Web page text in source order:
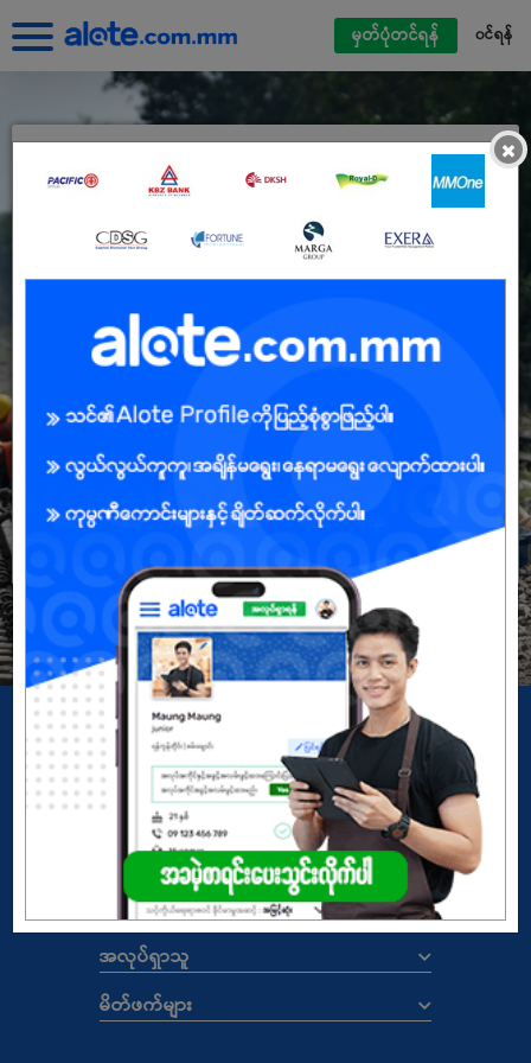
မှတ်ပုံတင်ရန် ၀င်ရန်
Alote ကိုယ်ရေးရာဇဝင်ဖြင့်ဝင်ရောက်ပါ
မြန်မာမိုဘိုင်းဖုန်းနံပါတ်
လျှို့ဝှက်နံပါတ် မေ့နေသည်
အကောင့်မရှိသေးဘူးလား? မှတ်ပုံတင်မယ်
×
Copyright© 2026 ALOTE.com.mm
မူဝါဒ| စည်းကမ်းနှင့်သတ်မှတ်ချက်များ
ALOTE.COM.MM
အလုပ်ရှင်များ
အလုပ်ရှာသူ
မိတ်ဖက်များ